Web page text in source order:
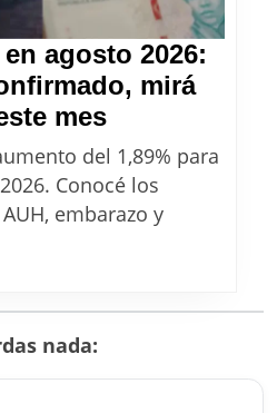
agosto 2026:
mirá
mesAUH
de
ANSES
en
del 1,89% para
Conocé los
embarazo y
nada: